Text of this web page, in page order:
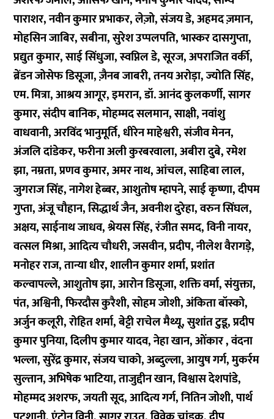
पाराशर, नवीन कुमार प्रभाकर, लेज़ो, संजय डे, अहमद ज़मान,
मोहसिन जाबिर, सबीना, सुरेश उप्पलपति, भास्कर दासगुप्ता,
प्रद्युत कुमार, साई सिंधुजा, स्वप्निल डे, सूरज, अपराजित वर्की,
ब्रेंडन जोसेफ डिसूजा, ज़ैनब जाबरी, तनय अरोड़ा, ज्योति सिंह,
एम. मित्रा, आश्रय आगूर, इमरान, डॉ. आनंद कुलकर्णी, सागर
कुमार, संदीप बानिक, मोहम्मद सलमान, साक्षी, नवांशु
वाधवानी, अरविंद भानुमूर्ति, धीरेन माहेश्वरी, संजीव मेनन,
अंजलि दांडेकर, फरीना अली कुरबरवाला, अबीरा दुबे, रमेश
झा, नम्रता, प्रणव कुमार, अमर नाथ, आंचल, साहिबा लाल,
जुगराज सिंह, नागेश हेब्बर, आशुतोष म्हापने, साई कृष्णा, दीपम
गुप्ता, अंजू चौहान, सिद्धार्थ जैन, अवनीश दुरेहा, वरुन सिंघल,
अक्षय, साईनाथ जाधव, श्रेयस सिंह, रंजीत समद, विनी नायर,
वत्सल मिश्रा, आदित्य चौधरी, जसवीन, प्रदीप, नीलेश वैरागड़े,
मनोहर राज, तान्या धीर, शालीन कुमार शर्मा, प्रशांत
कल्वापल्ले, आशुतोष झा, आरोन डिसूजा, शक्ति वर्मा, संयुक्ता,
पंत, अश्विनी, फिरदौस कुरैशी, सोहम जोशी, अंकिता बॉस्को,
अर्जुन कलूरी, रोहित शर्मा, बेट्टी राचेल मैथ्यू, सुशांत टुडू, प्रदीप
कुमार पुनिया, दिलीप कुमार यादव, नेहा खान, ओंकार , वंदना
भल्ला, सुरेंद्र कुमार, संजय चाको, अब्दुल्ला, आयुष गर्ग, मुकर्रम
सुल्तान, अभिषेक भाटिया, ताजुद्दीन खान, विश्वास देशपांडे,
मोहम्मद अशरफ, जयती सूद, आदित्य गर्ग, नितिन जोशी, पार्थ